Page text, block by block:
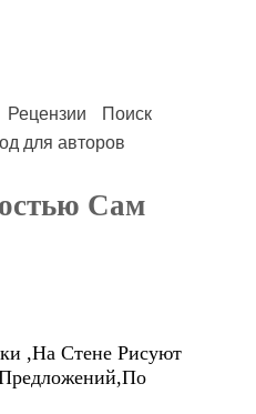
Рецензии
Поиск
для авторов
Сам
,На Стене Рисуют